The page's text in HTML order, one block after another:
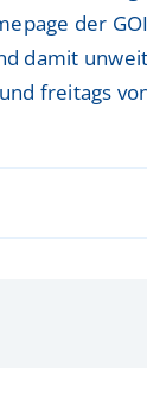
der
damit
freitags